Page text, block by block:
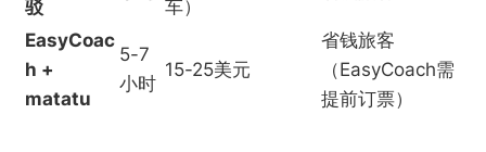
驳
车）
EasyCoac
h +
matatu
5-7
小时
15-25美元
省钱旅客
（EasyCoach需
提前订票）